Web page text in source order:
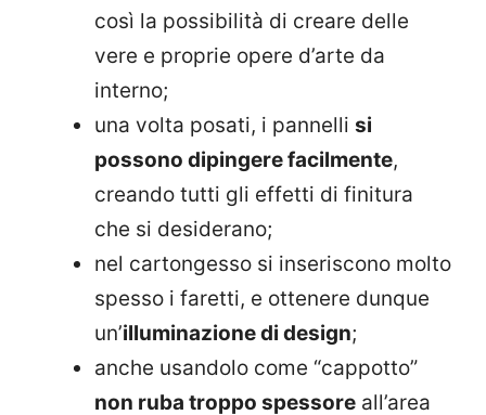
così la possibilità di creare delle
vere e proprie opere d’arte da
interno;
una volta posati, i pannelli si
possono dipingere facilmente,
creando tutti gli effetti di finitura
che si desiderano;
nel cartongesso si inseriscono molto
spesso i faretti, e ottenere dunque
un’illuminazione di design;
anche usandolo come “cappotto”
non ruba troppo spessore all’area